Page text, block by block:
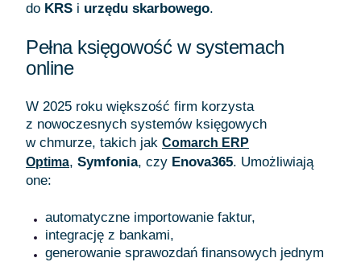
do KRS i urzędu skarbowego.
Pełna księgowość w systemach
online
W 2025 roku większość firm korzysta
z nowoczesnych systemów księgowych
w chmurze, takich jak Comarch ERP
Optima, Symfonia, czy Enova365. Umożliwiają
one:
automatyczne importowanie faktur,
integrację z bankami,
generowanie sprawozdań finansowych jednym